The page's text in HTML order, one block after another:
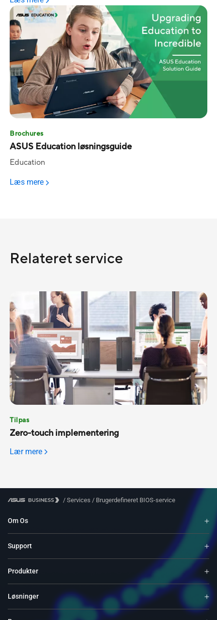
Brochures
ASUS Education løsningsguide
Education
Læs mere
Relateret service
Tilpas
Zero-touch implementering
Lær mere
/ Services / Brugerdefineret BIOS-service
Om Os
Support
Produkter
Løsninger